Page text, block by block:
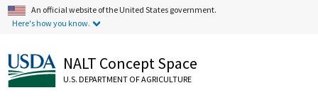
An official website of the United States government.
Here's how you know.
NALT Concept Space
U.S. DEPARTMENT OF AGRICULTURE